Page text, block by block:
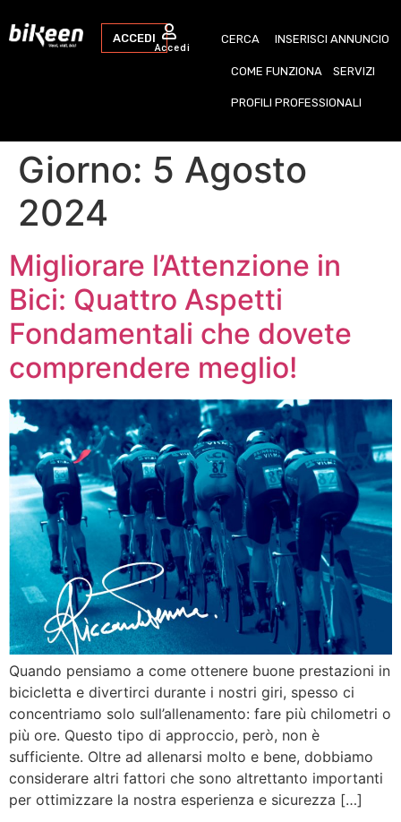
ACCEDI
Accedi
CERCA INSERISCI ANNUNCIO
COME FUNZIONA SERVIZI
PROFILI PROFESSIONALI
Giorno: 5 Agosto
2024
Migliorare l’Attenzione in
Bici: Quattro Aspetti
Fondamentali che dovete
comprendere meglio!
Quando pensiamo a come ottenere buone prestazioni in
bicicletta e divertirci durante i nostri giri, spesso ci
concentriamo solo sull’allenamento: fare più chilometri o
più ore. Questo tipo di approccio, però, non è
sufficiente. Oltre ad allenarsi molto e bene, dobbiamo
considerare altri fattori che sono altrettanto importanti
per ottimizzare la nostra esperienza e sicurezza […]